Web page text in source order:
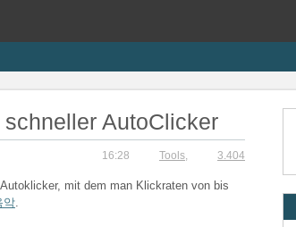
AutoClicker
16:28 Tools, 3.404
mit dem man Klickraten von bis
악.